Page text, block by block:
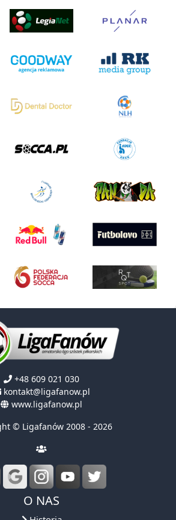
+48 609 021 030
kontakt@ligafanow.pl
www.ligafanow.pl
© Ligafanów 2008 - 2026
O NAS